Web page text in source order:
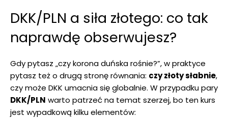
DKK/PLN a siła złotego: co tak
naprawdę obserwujesz?
Gdy pytasz „czy korona duńska rośnie?”, w praktyce
pytasz też o drugą stronę równania: czy złoty słabnie,
czy może DKK umacnia się globalnie. W przypadku pary
DKK/PLN warto patrzeć na temat szerzej, bo ten kurs
jest wypadkową kilku elementów: